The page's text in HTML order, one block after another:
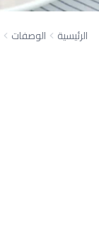
الرئيسية الوصفات